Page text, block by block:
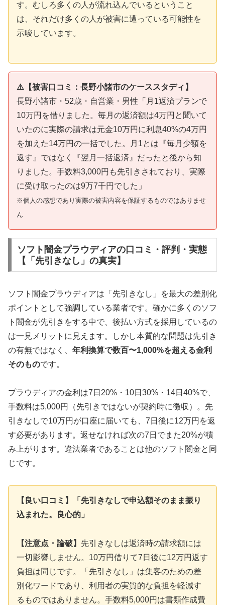
す。むしろ多くの人が流れ込んでいるということ
は、それだけ多くの人が被害に遭っている可能性を
示唆しています。
⚠️【被害口コミ：長野小諸市のケーススタディ】
長野小諸市・52歳・自営業・男性「月1返済プランで
10万円を借りました。毎月の返済額は4万円と聞いて
いたのに実際の請求は元金10万円に利息40%の4万円
を加えた14万円の一括でした。月1とは『毎月少額を
返す』ではなく『翌月一括返済』だったと後から知
りました。手数料3,000円も先引きされており、実際
に受け取ったのは9万7千円でした」
※個人の感想であり実際の被害内容を保証するものではありませ
ん
ソフト闇金プラウディアの口コミ・評判・実態
【「先引きなし」の真実】
ソフト闇金プラウディアは「先引きなし」を最大の差別化
ポイントとして強調している業者です。確かに多くのソフ
ト闇金が先引きをする中で、後払い方式を採用しているの
は一見メリットに見えます。しかし本質的な問題は先引き
の有無ではなく、 年利換算で数百〜1,000%を超える金利
そのものです。
プラウディアの金利は7日20%・10日30%・14日40%で、
手数料は5,000円（先引きではないが契約時に徴収）。先
引きなしで10万円が口座に届いても、7日後に12万円を返
す必要があります。返せなければ次の7日でまた20%が積
み上がります。違法業者であることは他のソフト闇金と同
じです。
【良い口コミ】「先引きなしで申込額そのまま振り
込まれた。良心的」
【注意点・論破】 先引きなしは返済時の請求額には
一切影響しません。10万円借りて7日後に12万円返す
負担は同じです。「先引きなし」は集客のための差
別化ワードであり、利用者の実質的な負担を軽減す
るものではありません。手数料5,000円は書類作成費